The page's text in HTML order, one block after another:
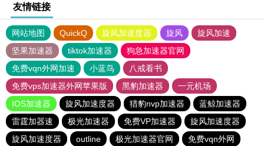
友情链接
网站地图 QuickQ 旋风加速度器 旋风
旋风加速
坚果加速器
tiktok加速器
狗急加速器官网
免费vqn外网加速
小蓝鸟
八戒看书
免费vps加速器外网苹果版
黑豹加速器
一元机场
IOS加速器
旋风加速度器 猎豹nvp加速器
蓝鲸加速器
雷霆加器速
极光加速器 免费VP加速器
旋风加速度器
旋风加速度器
outline 极光加速器官网 免费vqn外网